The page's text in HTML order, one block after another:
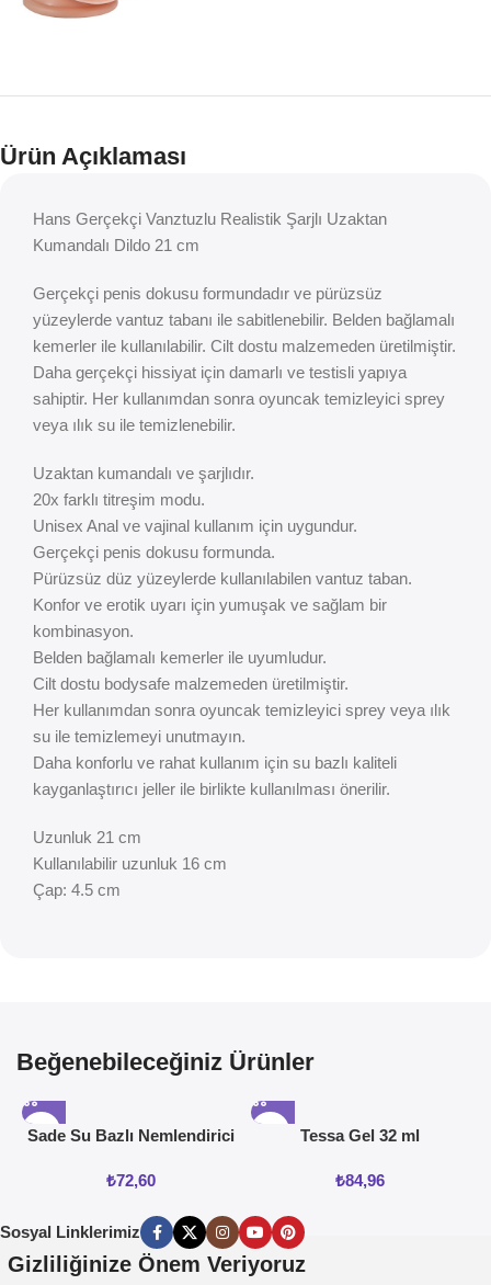
Ürün Açıklaması
Hans Gerçekçi Vanztuzlu Realistik Şarjlı Uzaktan
Kumandalı Dildo 21 cm
Gerçekçi penis dokusu formundadır ve pürüzsüz
yüzeylerde vantuz tabanı ile sabitlenebilir. Belden bağlamalı
kemerler ile kullanılabilir. Cilt dostu malzemeden üretilmiştir.
Daha gerçekçi hissiyat için damarlı ve testisli yapıya
sahiptir. Her kullanımdan sonra oyuncak temizleyici sprey
veya ılık su ile temizlenebilir.
Uzaktan kumandalı ve şarjlıdır.
20x farklı titreşim modu.
Unisex Anal ve vajinal kullanım için uygundur.
Gerçekçi penis dokusu formunda.
Pürüzsüz düz yüzeylerde kullanılabilen vantuz taban.
Konfor ve erotik uyarı için yumuşak ve sağlam bir
kombinasyon.
Belden bağlamalı kemerler ile uyumludur.
Cilt dostu bodysafe malzemeden üretilmiştir.
Her kullanımdan sonra oyuncak temizleyici sprey veya ılık
su ile temizlemeyi unutmayın.
Daha konforlu ve rahat kullanım için su bazlı kaliteli
kayganlaştırıcı jeller ile birlikte kullanılması önerilir.
Uzunluk 21 cm
Kullanılabilir uzunluk 16 cm
Çap: 4.5 cm
Beğenebileceğiniz Ürünler
Sade Su Bazlı Nemlendirici
₺72,60
Tessa Gel 32 ml
₺84,96
Sosyal Linklerimiz
Gizliliğinize Önem Veriyoruz